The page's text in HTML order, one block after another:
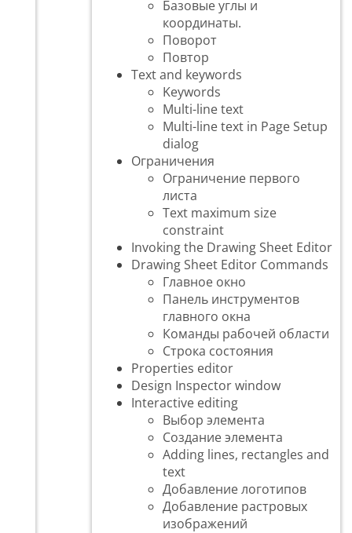
Базовые углы и
координаты.
Поворот
Повтор
Text and keywords
Keywords
Multi-line text
Multi-line text in Page Setup
dialog
Ограничения
Ограничение первого
листа
Text maximum size
constraint
Invoking the Drawing Sheet Editor
Drawing Sheet Editor Commands
Главное окно
Панель инструментов
главного окна
Команды рабочей области
Строка состояния
Properties editor
Design Inspector window
Interactive editing
Выбор элемента
Создание элемента
Adding lines, rectangles and
text
Добавление логотипов
Добавление растровых
изображений